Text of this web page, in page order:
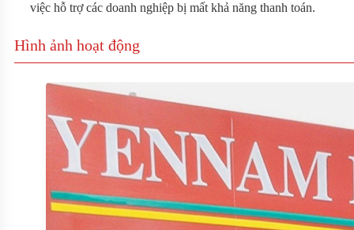
việc hỗ trợ các doanh nghiệp bị mất khả năng thanh toán.
Hình ảnh hoạt động